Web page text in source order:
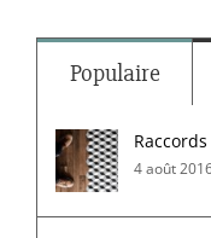
Populaire
4 août